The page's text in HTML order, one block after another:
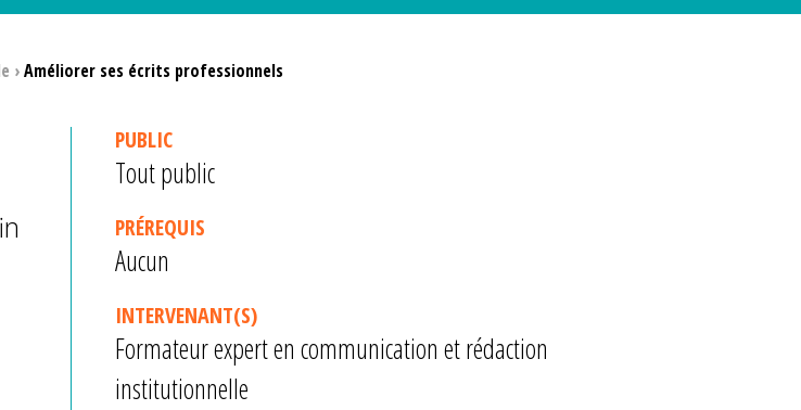
›Améliorer ses écrits professionnels
PUBLIC
Tout public
PRÉREQUIS
Aucun
INTERVENANT(S)
Formateur expert en communication et rédaction
institutionnelle